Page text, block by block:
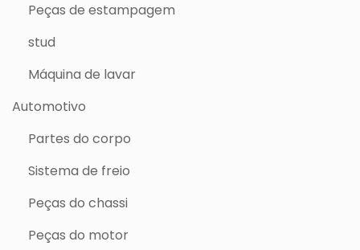
Peças de estampagem
stud
Máquina de lavar
Automotivo
Partes do corpo
Sistema de freio
Peças do chassi
Peças do motor